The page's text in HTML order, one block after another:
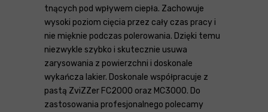
tnących pod wpływem ciepła. Zachowuje
wysoki poziom cięcia przez cały czas pracy i
nie mięknie podczas polerowania. Dzięki temu
niezwykle szybko i skutecznie usuwa
zarysowania z powierzchni i doskonale
wykańcza lakier. Doskonale współpracuje z
pastą ZviZZer FC2000 oraz MC3000. Do
zastosowania profesjonalnego polecamy